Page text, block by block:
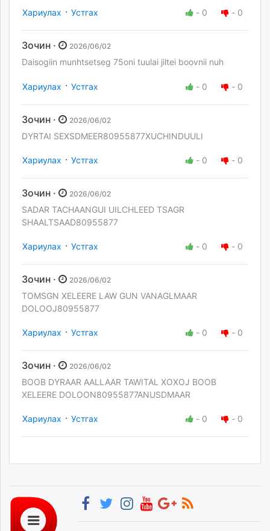
Хариулах · Устгах - 0 - 0
Зочин · 2026/06/02
Daisogiin munhtsetseg 75oni tuulai jiltei boovnii nuh
Хариулах · Устгах - 0 - 0
Зочин · 2026/06/02
DYRTAI SEXSDMEER80955877XUCHINDUULI
Хариулах · Устгах - 0 - 0
Зочин · 2026/06/02
SADAR TACHAANGUI UILCHLEED TSAGR
SHAALTSAAD80955877
Хариулах · Устгах - 0 - 0
Зочин · 2026/06/02
TOMSGN XELEERE LAW GUN VANAGLMAAR
DOLOOJ80955877
Хариулах · Устгах - 0 - 0
Зочин · 2026/06/02
BOOB DYRAAR AALLAAR TAWITAL XOXOJ BOOB
XELEERE DOLOON80955877ANUSDMAAR
Хариулах · Устгах - 0 - 0